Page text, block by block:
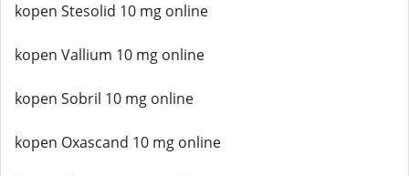
kopen Stesolid 10 mg online
kopen Vallium 10 mg online
kopen Sobril 10 mg online
kopen Oxascand 10 mg online